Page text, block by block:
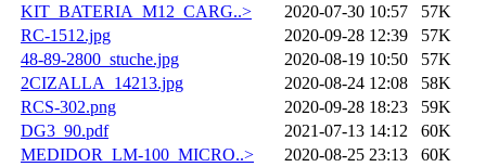
KIT_BATERIA_M12_CARG..>
2020-07-30 10:57
57K
RC-1512.jpg
2020-09-28 12:39
57K
48-89-2800_stuche.jpg
2020-08-19 10:50
57K
2CIZALLA_14213.jpg
2020-08-24 12:08
58K
RCS-302.png
2020-09-28 18:23
59K
DG3_90.pdf
2021-07-13 14:12
60K
MEDIDOR_LM-100_MICRO..>
2020-08-25 23:13
60K